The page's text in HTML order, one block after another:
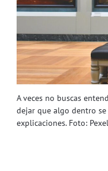
A veces no buscas
dejar que algo dentro
explicaciones. Foto: